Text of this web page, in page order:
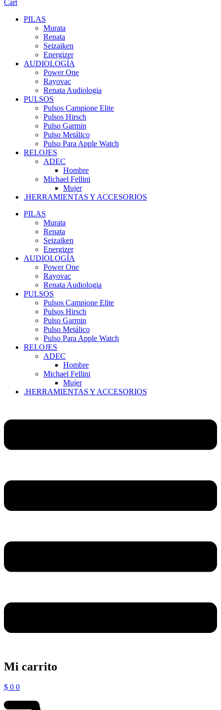
Cart
PILAS
Murata
Renata
Seizaiken
Energizer
AUDIOLOGÍA
Power One
Rayovac
Renata Audiologia
PULSOS
Pulsos Campione Elite
Pulsos Hirsch
Pulso Garmin
Pulso Metálico
Pulso Para Apple Watch
RELOJES
ADEC
Hombre
Michael Fellini
Mujer
.HERRAMIENTAS Y ACCESORIOS
PILAS
Murata
Renata
Seizaiken
Energizer
AUDIOLOGÍA
Power One
Rayovac
Renata Audiologia
PULSOS
Pulsos Campione Elite
Pulsos Hirsch
Pulso Garmin
Pulso Metálico
Pulso Para Apple Watch
RELOJES
ADEC
Hombre
Michael Fellini
Mujer
.HERRAMIENTAS Y ACCESORIOS
Mi carrito
$ 0 0